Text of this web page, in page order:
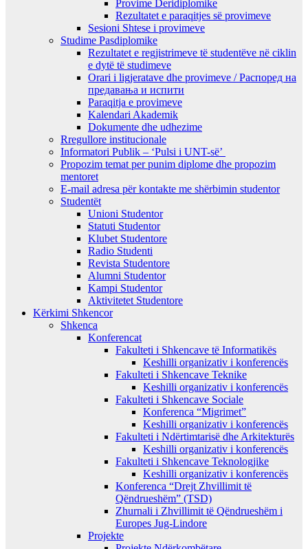
Provime Deridiplomike
Rezultatet e paraqitjes së provimeve
Sesioni Shtese i provimeve
Studime Pasdiplomike
Rezultatet e regjistrimeve të studentëve në ciklin
e dytë të studimeve
Orari i ligjeratave dhe provimeve / Распоред на
предавањa и испити
Paraqitja e provimeve
Kalendari Akademik
Dokumente dhe udhezime
Rregullore institucionale
Informatori Publik – ‘Pulsi i UNT-së’
Propozim temat per punim diplome dhe propozim
mentoret
E-mail adresa për kontakte me shërbimin studentor
Studentët
Unioni Studentor
Statuti Studentor
Klubet Studentore
Radio Studenti
Revista Studentore
Alumni Studentor
Kampi Studentor
Aktivitetet Studentore
Kërkimi Shkencor
Shkenca
Konferencat
Fakulteti i Shkencave të Informatikës
Keshilli organizativ i konferencës
Fakulteti i Shkencave Teknike
Keshilli organizativ i konferencës
Fakulteti i Shkencave Sociale
Konferenca “Migrimet”
Keshilli organizativ i konferencës
Fakulteti i Ndërtimtarisë dhe Arkitekturës
Keshilli organizativ i konferencës
Fakulteti i Shkencave Teknologjike
Keshilli organizativ i konferencës
Konferenca “Drejt Zhvillimit të
Qëndrueshëm” (TSD)
Zhurnali i Zhvillimit të Qëndrueshëm i
Europes Jug-Lindore
Projekte